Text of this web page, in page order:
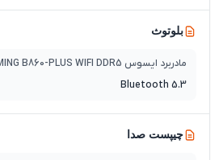
بلوتوث
مادربرد ایسوس TUF GAMING B860-PLUS WIFI DDR5
Bluetooth 5.3
چیپست صدا